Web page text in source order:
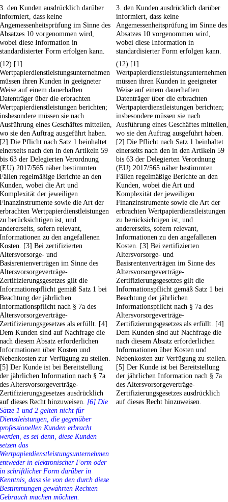
3. den Kunden ausdrücklich darüber
informiert, dass keine
Angemessenheitsprüfung im Sinne des
Absatzes 10 vorgenommen wird,
wobei diese Information in
standardisierter Form erfolgen kann.
3. den Kunden ausdrücklich darüber
informiert, dass keine
Angemessenheitsprüfung im Sinne des
Absatzes 10 vorgenommen wird,
wobei diese Information in
standardisierter Form erfolgen kann.
(12) [1]
Wertpapierdienstleistungsunternehmen
müssen ihren Kunden in geeigneter
Weise auf einem dauerhaften
Datenträger über die erbrachten
Wertpapierdienstleistungen berichten;
insbesondere müssen sie nach
Ausführung eines Geschäftes mitteilen,
wo sie den Auftrag ausgeführt haben.
[2] Die Pflicht nach Satz 1 beinhaltet
einerseits nach den in den Artikeln 59
bis 63 der Delegierten Verordnung
(EU) 2017/565 näher bestimmten
Fällen regelmäßige Berichte an den
Kunden, wobei die Art und
Komplexität der jeweiligen
Finanzinstrumente sowie die Art der
erbrachten Wertpapierdienstleistungen
zu berücksichtigen ist, und
andererseits, sofern relevant,
Informationen zu den angefallenen
Kosten. [3] Bei zertifizierten
Altersvorsorge- und
Basisrentenverträgen im Sinne des
Altersvorsorgeverträge-
Zertifizierungsgesetzes gilt die
Informationspflicht gemäß Satz 1 bei
Beachtung der jährlichen
Informationspflicht nach § 7a des
Altersvorsorgeverträge-
Zertifizierungsgesetzes als erfüllt. [4]
Dem Kunden sind auf Nachfrage die
nach diesem Absatz erforderlichen
Informationen über Kosten und
Nebenkosten zur Verfügung zu stellen.
[5] Der Kunde ist bei Bereitstellung
der jährlichen Information nach § 7a
des Altersvorsorgeverträge-
Zertifizierungsgesetzes ausdrücklich
auf dieses Recht hinzuweisen. [6] Die
Sätze 1 und 2 gelten nicht für
Dienstleistungen, die gegenüber
professionellen Kunden erbracht
werden, es sei denn, diese Kunden
setzen das
Wertpapierdienstleistungsunternehmen
entweder in elektronischer Form oder
in schriftlicher Form darüber in
Kenntnis, dass sie von den durch diese
Bestimmungen gewährten Rechten
Gebrauch machen möchten.
(12) [1]
Wertpapierdienstleistungsunternehmen
müssen ihren Kunden in geeigneter
Weise auf einem dauerhaften
Datenträger über die erbrachten
Wertpapierdienstleistungen berichten;
insbesondere müssen sie nach
Ausführung eines Geschäftes mitteilen,
wo sie den Auftrag ausgeführt haben.
[2] Die Pflicht nach Satz 1 beinhaltet
einerseits nach den in den Artikeln 59
bis 63 der Delegierten Verordnung
(EU) 2017/565 näher bestimmten
Fällen regelmäßige Berichte an den
Kunden, wobei die Art und
Komplexität der jeweiligen
Finanzinstrumente sowie die Art der
erbrachten Wertpapierdienstleistungen
zu berücksichtigen ist, und
andererseits, sofern relevant,
Informationen zu den angefallenen
Kosten. [3] Bei zertifizierten
Altersvorsorge- und
Basisrentenverträgen im Sinne des
Altersvorsorgeverträge-
Zertifizierungsgesetzes gilt die
Informationspflicht gemäß Satz 1 bei
Beachtung der jährlichen
Informationspflicht nach § 7a des
Altersvorsorgeverträge-
Zertifizierungsgesetzes als erfüllt. [4]
Dem Kunden sind auf Nachfrage die
nach diesem Absatz erforderlichen
Informationen über Kosten und
Nebenkosten zur Verfügung zu stellen.
[5] Der Kunde ist bei Bereitstellung
der jährlichen Information nach § 7a
des Altersvorsorgeverträge-
Zertifizierungsgesetzes ausdrücklich
auf dieses Recht hinzuweisen.